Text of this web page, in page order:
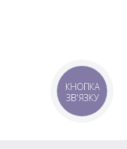
КНОПКА
ЗВ'ЯЗКУ